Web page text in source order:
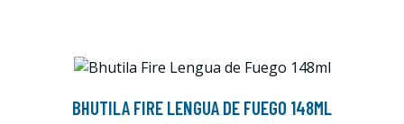
BHUTILA FIRE LENGUA DE FUEGO 148ML